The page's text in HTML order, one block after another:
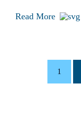
Read More
1